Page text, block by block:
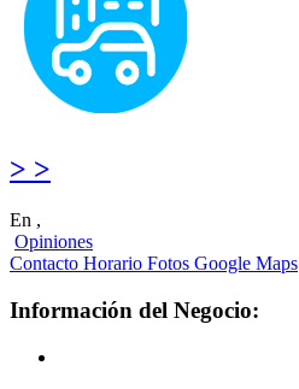
> >
En ,
Opiniones
Contacto Horario Fotos Google Maps
Información del Negocio: